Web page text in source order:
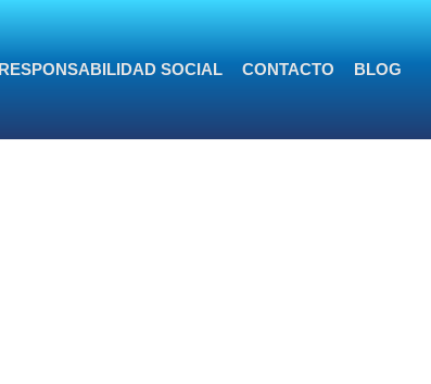
RESPONSABILIDAD SOCIAL CONTACTO BLOG